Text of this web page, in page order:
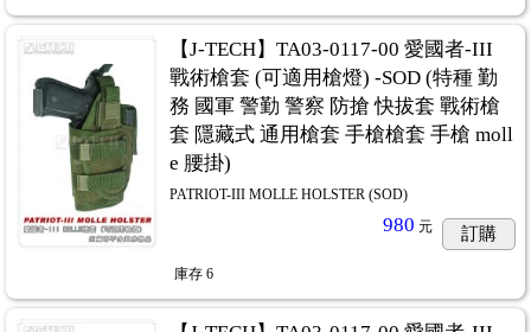
【J-TECH】TA03-0117-00 愛國者-III
戰術槍套 (可適用槍燈) -SOD (特種 勤
務 國軍 警勤 警察 防搶 快拔套 戰術槍
套 隱藏式 通用槍套 手槍槍套 手槍 moll
e 腰掛)
PATRIOT-III MOLLE HOLSTER (SOD)
980 元 訂購
庫存 6